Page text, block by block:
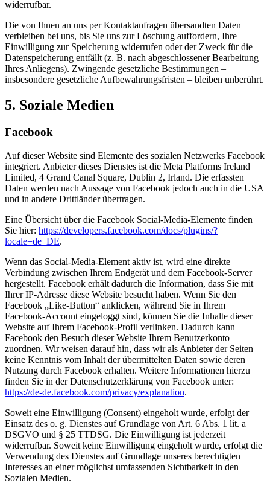
widerrufbar.
Die von Ihnen an uns per Kontaktanfragen übersandten Daten
verbleiben bei uns, bis Sie uns zur Löschung auffordern, Ihre
Einwilligung zur Speicherung widerrufen oder der Zweck für die
Datenspeicherung entfällt (z. B. nach abgeschlossener Bearbeitung
Ihres Anliegens). Zwingende gesetzliche Bestimmungen –
insbesondere gesetzliche Aufbewahrungsfristen – bleiben unberührt.
5. Soziale Medien
Facebook
Auf dieser Website sind Elemente des sozialen Netzwerks Facebook
integriert. Anbieter dieses Dienstes ist die Meta Platforms Ireland
Limited, 4 Grand Canal Square, Dublin 2, Irland. Die erfassten
Daten werden nach Aussage von Facebook jedoch auch in die USA
und in andere Drittländer übertragen.
Eine Übersicht über die Facebook Social-Media-Elemente finden
Sie hier: https://developers.facebook.com/docs/plugins/?
locale=de_DE.
Wenn das Social-Media-Element aktiv ist, wird eine direkte
Verbindung zwischen Ihrem Endgerät und dem Facebook-Server
hergestellt. Facebook erhält dadurch die Information, dass Sie mit
Ihrer IP-Adresse diese Website besucht haben. Wenn Sie den
Facebook „Like-Button“ anklicken, während Sie in Ihrem
Facebook-Account eingeloggt sind, können Sie die Inhalte dieser
Website auf Ihrem Facebook-Profil verlinken. Dadurch kann
Facebook den Besuch dieser Website Ihrem Benutzerkonto
zuordnen. Wir weisen darauf hin, dass wir als Anbieter der Seiten
keine Kenntnis vom Inhalt der übermittelten Daten sowie deren
Nutzung durch Facebook erhalten. Weitere Informationen hierzu
finden Sie in der Datenschutzerklärung von Facebook unter:
https://de-de.facebook.com/privacy/explanation.
Soweit eine Einwilligung (Consent) eingeholt wurde, erfolgt der
Einsatz des o. g. Dienstes auf Grundlage von Art. 6 Abs. 1 lit. a
DSGVO und § 25 TTDSG. Die Einwilligung ist jederzeit
widerrufbar. Soweit keine Einwilligung eingeholt wurde, erfolgt die
Verwendung des Dienstes auf Grundlage unseres berechtigten
Interesses an einer möglichst umfassenden Sichtbarkeit in den
Sozialen Medien.